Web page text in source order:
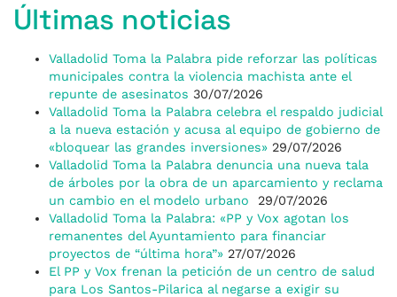
Últimas noticias
Valladolid Toma la Palabra pide reforzar las políticas
municipales contra la violencia machista ante el
repunte de asesinatos 30/07/2026
Valladolid Toma la Palabra celebra el respaldo judicial
a la nueva estación y acusa al equipo de gobierno de
«bloquear las grandes inversiones» 29/07/2026
Valladolid Toma la Palabra denuncia una nueva tala
de árboles por la obra de un aparcamiento y reclama
un cambio en el modelo urbano
29/07/2026
Valladolid Toma la Palabra: «PP y Vox agotan los
remanentes del Ayuntamiento para financiar
proyectos de “última hora”» 27/07/2026
El PP y Vox frenan la petición de un centro de salud
para Los Santos-Pilarica al negarse a exigir su